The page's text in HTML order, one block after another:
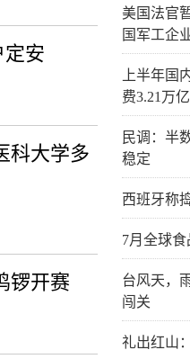
定安
科大学多
锣开赛
美国法官
国军工企
上半年国
费3.21万
民调：半
稳定
西班牙称
7月全球
台风天，
闯关
礼出红山